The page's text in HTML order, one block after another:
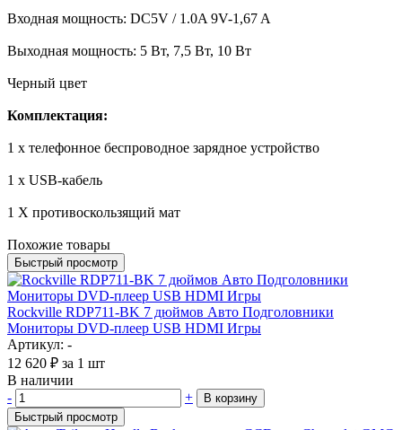
Входная мощность: DC5V / 1.0A 9V-1,67 A
Выходная мощность: 5 Вт, 7,5 Вт, 10 Вт
Черный цвет
Комплектация:
1 х телефонное беспроводное зарядное устройство
1 х USB-кабель
1 X противоскользящий мат
Похожие товары
Быстрый просмотр
Rockville RDP711-BK 7 дюймов Авто Подголовники
Мониторы DVD-плеер USB HDMI Игры
Артикул: -
12 620 ₽ за 1 шт
В наличии
-
+
В корзину
Быстрый просмотр